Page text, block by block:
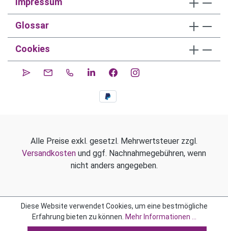
Glossar
Cookies
Alle Preise exkl. gesetzl. Mehrwertsteuer zzgl.
Versandkosten und ggf. Nachnahmegebühren, wenn
nicht anders angegeben.
Diese Website verwendet Cookies, um eine bestmögliche
Erfahrung bieten zu können. Mehr Informationen ...